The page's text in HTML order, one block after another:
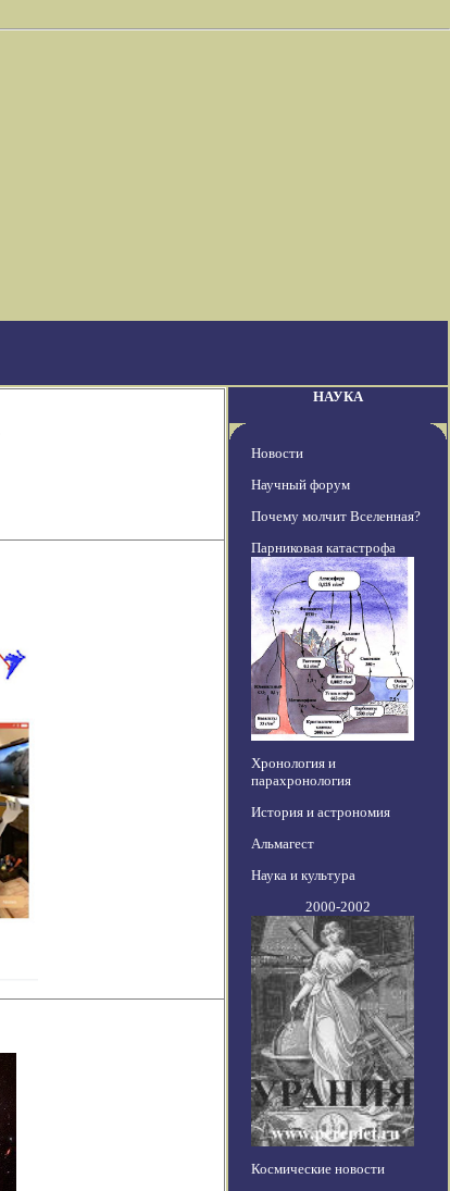
НАУКА
Новости
Научный форум
Почему молчит Вселенная?
Парниковая катастрофа
Хронология и
парахронология
История и астрономия
Альмагест
Наука и культура
2000-2002
Космические новости